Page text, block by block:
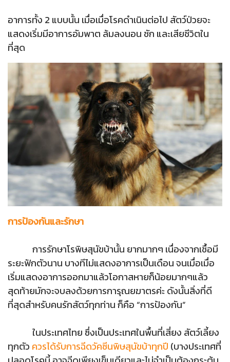
อาการทั้ง 2 แบบนั้น เมื่อเมื่อโรคดำเนินต่อไป สัตว์ป่วยจะ
แสดงเริ่มมีอาการอัมพาต ล้มลงนอน ชัก และเสียชีวิตใน
ที่สุด
การป้องกันและรักษา
การรักษาโรพิษสุนัขบ้านั้น ยากมากๆ เนื่องจากเชื้อมี
ระยะฟักตัวนาน บางทีไม่แสดงอาการเป็นเดือน จนเมื่อเมื่อ
เริ่มแสดงอาการออกมาแล้วโอกาสหายก็น้อยมากๆแล้ว
สุดท้ายมักจะจบลงด้วยการการุณยฆาตรค่ะ ดังนั้นสิ่งที่ดี
ที่สุดสำหรับคนรักสัตว์ทุกท่าน ก็คือ “การป้องกัน”
ในประเทศไทย ซึ่งเป็นประเทศในพื้นที่เสี่ยง สัตว์เลี้ยง
ทุกตัว ควรได้รับการฉีดวัคซีนพิษสุนัขบ้าทุกปี (บางประเทศที่